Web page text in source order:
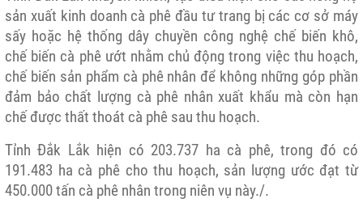
sản xuất kinh doanh cà phê đầu tư trang bị các cơ sở máy
sấy hoặc hệ thống dây chuyền công nghệ chế biến khô,
chế biến cà phê ướt nhằm chủ động trong việc thu hoạch,
chế biến sản phẩm cà phê nhân để không những góp phần
đảm bảo chất lượng cà phê nhân xuất khẩu mà còn hạn
chế được thất thoát cà phê sau thu hoạch.
Tỉnh Đắk Lắk hiện có 203.737 ha cà phê, trong đó có
191.483 ha cà phê cho thu hoạch, sản lượng ước đạt từ
450.000 tấn cà phê nhân trong niên vụ này./.